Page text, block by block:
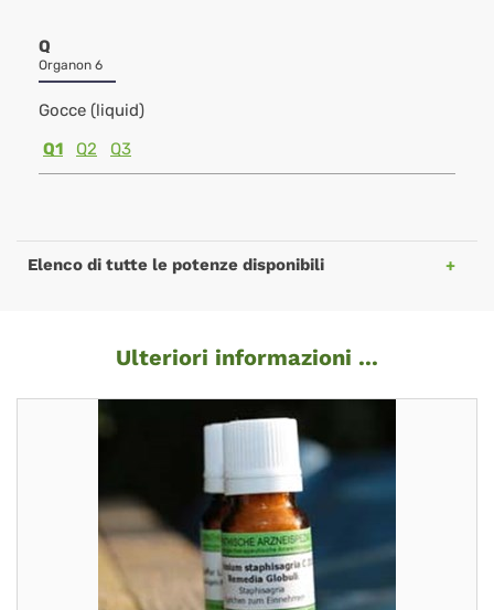
Q
Organon 6
Gocce (liquid)
Q1
Q2 Q3
Elenco di tutte le potenze disponibili
Ulteriori informazioni ...